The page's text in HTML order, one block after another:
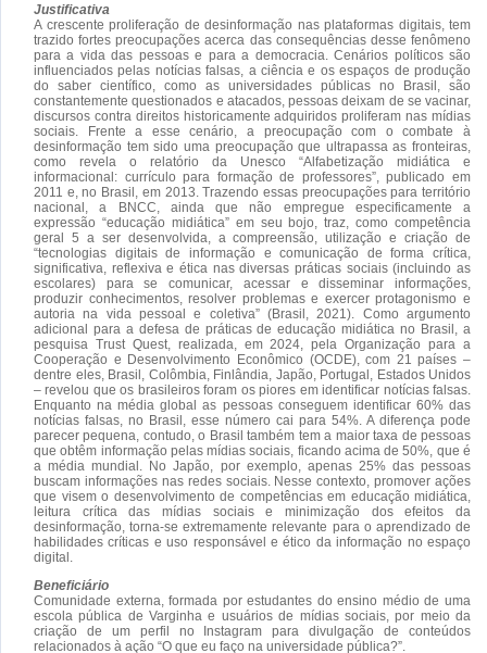
Justificativa
A crescente proliferação de desinformação nas plataformas digitais, tem
trazido fortes preocupações acerca das consequências desse fenômeno
para a vida das pessoas e para a democracia. Cenários políticos são
influenciados pelas notícias falsas, a ciência e os espaços de produção
do saber científico, como as universidades públicas no Brasil, são
constantemente questionados e atacados, pessoas deixam de se vacinar,
discursos contra direitos historicamente adquiridos proliferam nas mídias
sociais. Frente a esse cenário, a preocupação com o combate à
desinformação tem sido uma preocupação que ultrapassa as fronteiras,
como revela o relatório da Unesco “Alfabetização midiática e
informacional: currículo para formação de professores”, publicado em
2011 e, no Brasil, em 2013. Trazendo essas preocupações para território
nacional, a BNCC, ainda que não empregue especificamente a
expressão “educação midiática” em seu bojo, traz, como competência
geral 5 a ser desenvolvida, a compreensão, utilização e criação de
“tecnologias digitais de informação e comunicação de forma crítica,
significativa, reflexiva e ética nas diversas práticas sociais (incluindo as
escolares) para se comunicar, acessar e disseminar informações,
produzir conhecimentos, resolver problemas e exercer protagonismo e
autoria na vida pessoal e coletiva” (Brasil, 2021). Como argumento
adicional para a defesa de práticas de educação midiática no Brasil, a
pesquisa Trust Quest, realizada, em 2024, pela Organização para a
Cooperação e Desenvolvimento Econômico (OCDE), com 21 países –
dentre eles, Brasil, Colômbia, Finlândia, Japão, Portugal, Estados Unidos
– revelou que os brasileiros foram os piores em identificar notícias falsas.
Enquanto na média global as pessoas conseguem identificar 60% das
notícias falsas, no Brasil, esse número cai para 54%. A diferença pode
parecer pequena, contudo, o Brasil também tem a maior taxa de pessoas
que obtêm informação pelas mídias sociais, ficando acima de 50%, que é
a média mundial. No Japão, por exemplo, apenas 25% das pessoas
buscam informações nas redes sociais. Nesse contexto, promover ações
que visem o desenvolvimento de competências em educação midiática,
leitura crítica das mídias sociais e minimização dos efeitos da
desinformação, torna-se extremamente relevante para o aprendizado de
habilidades críticas e uso responsável e ético da informação no espaço
digital.
Beneficiário
Comunidade externa, formada por estudantes do ensino médio de uma
escola pública de Varginha e usuários de mídias sociais, por meio da
criação de um perfil no Instagram para divulgação de conteúdos
relacionados à ação “O que eu faço na universidade pública?”.